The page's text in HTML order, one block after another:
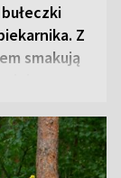
Z
smakują